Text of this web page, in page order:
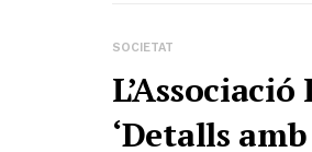
SOCIETAT
‘Detalls